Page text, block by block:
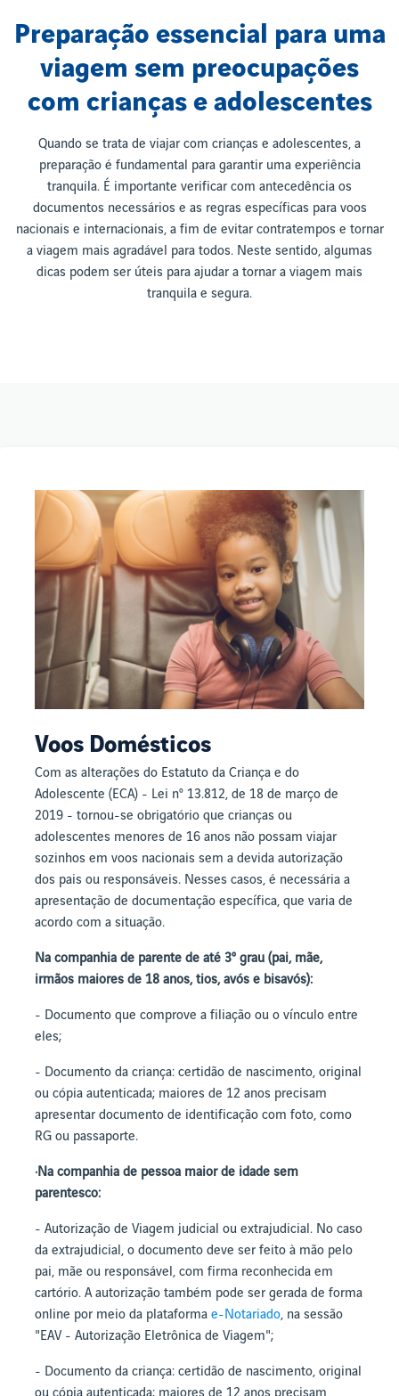
Preparação essencial para uma
viagem sem preocupações
com crianças e adolescentes
Quando se trata de viajar com crianças e adolescentes, a
preparação é fundamental para garantir uma experiência
tranquila. É importante verificar com antecedência os
documentos necessários e as regras específicas para voos
nacionais e internacionais, a fim de evitar contratempos e tornar
a viagem mais agradável para todos. Neste sentido, algumas
dicas podem ser úteis para ajudar a tornar a viagem mais
tranquila e segura.
Voos Domésticos
Com as alterações do Estatuto da Criança e do
Adolescente (ECA) - Lei nº 13.812, de 18 de março de
2019 - tornou-se obrigatório que crianças ou
adolescentes menores de 16 anos não possam viajar
sozinhos em voos nacionais sem a devida autorização
dos pais ou responsáveis. Nesses casos, é necessária a
apresentação de documentação específica, que varia de
acordo com a situação.
Na companhia de parente de até 3º grau (pai, mãe,
irmãos maiores de 18 anos, tios, avós e bisavós):
- Documento que comprove a filiação ou o vínculo entre
eles;
- Documento da criança: certidão de nascimento, original
ou cópia autenticada; maiores de 12 anos precisam
apresentar documento de identificação com foto, como
RG ou passaporte.
·Na companhia de pessoa maior de idade sem
parentesco:
- Autorização de Viagem judicial ou extrajudicial. No caso
da extrajudicial, o documento deve ser feito à mão pelo
pai, mãe ou responsável, com firma reconhecida em
cartório. A autorização também pode ser gerada de forma
online por meio da plataforma e-Notariado, na sessão
"EAV - Autorização Eletrônica de Viagem";
- Documento da criança: certidão de nascimento, original